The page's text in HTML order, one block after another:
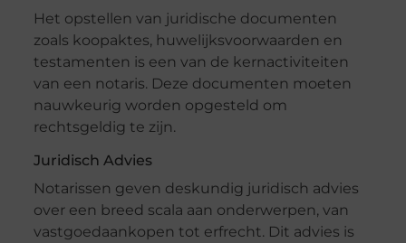
Het opstellen van juridische documenten
zoals koopaktes, huwelijksvoorwaarden en
testamenten is een van de kernactiviteiten
van een notaris. Deze documenten moeten
nauwkeurig worden opgesteld om
rechtsgeldig te zijn.
Juridisch Advies
Notarissen geven deskundig juridisch advies
over een breed scala aan onderwerpen, van
vastgoedaankopen tot erfrecht. Dit advies is